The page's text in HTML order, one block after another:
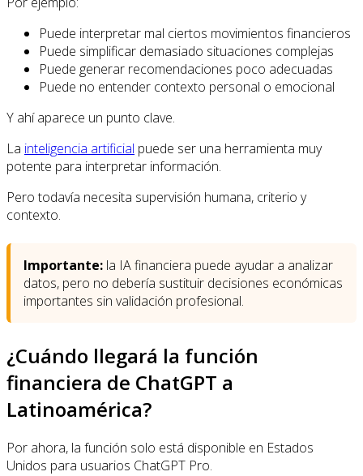
Puede interpretar mal ciertos movimientos financieros
Puede simplificar demasiado situaciones complejas
Puede generar recomendaciones poco adecuadas
Puede no entender contexto personal o emocional
Y ahí aparece un punto clave.
La inteligencia artificial puede ser una herramienta muy
potente para interpretar información.
Pero todavía necesita supervisión humana, criterio y
contexto.
Importante: la IA financiera puede ayudar a analizar
datos, pero no debería sustituir decisiones económicas
importantes sin validación profesional.
¿Cuándo llegará la función
financiera de ChatGPT a
Latinoamérica?
Por ahora, la función solo está disponible en Estados
Unidos para usuarios ChatGPT Pro.